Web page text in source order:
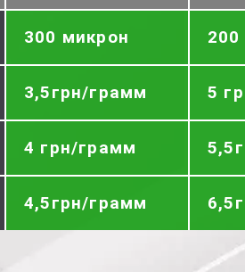
300 микрон 200
3,5грн/грамм 5
4 грн/грамм
4,5грн/грамм